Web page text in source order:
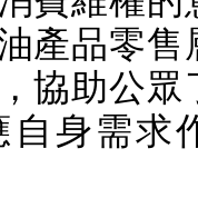
產品零售
協助公眾
身需求